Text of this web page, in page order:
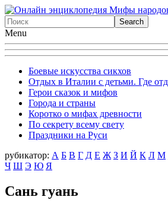
Menu
Боевые искусства сикхов
Отдых в Италии с детьми. Где
Герои сказок и мифов
Города и страны
Коротко о мифах древности
По секрету всему свету
Праздники на Руси
рубикатор: А Б В Г Д Е Ж З И Й К Л М
Ч Ш Э Ю Я
Сань гуань